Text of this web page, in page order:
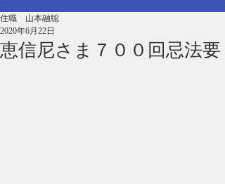
恵信尼さま７００回忌法要
住職 山本融聡
2020年6月22日